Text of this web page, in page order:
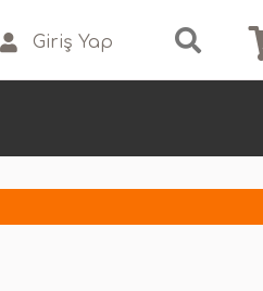
Giriş Yap